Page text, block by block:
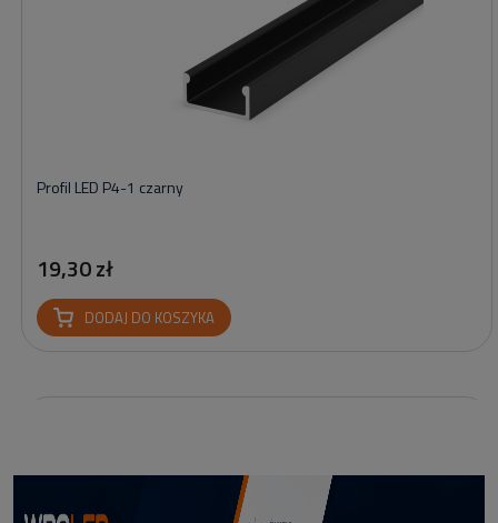
Profil LED P4-1 czarny
19,30 zł
DODAJ DO KOSZYKA